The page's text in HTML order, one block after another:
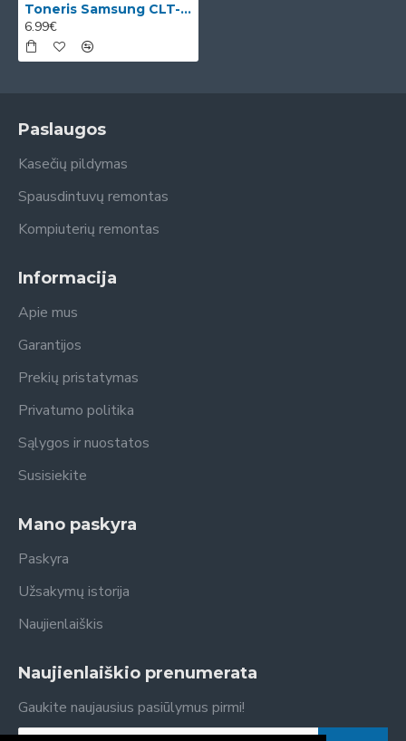
Toneris Samsung CLT-M404S (SU234A)
6.99€
Paslaugos
Kasečių pildymas
Spausdintuvų remontas
Kompiuterių remontas
Informacija
Apie mus
Garantijos
Prekių pristatymas
Privatumo politika
Sąlygos ir nuostatos
Susisiekite
Mano paskyra
Paskyra
Užsakymų istorija
Naujienlaiškis
Naujienlaiškio prenumerata
Gaukite naujausius pasiūlymus pirmi!